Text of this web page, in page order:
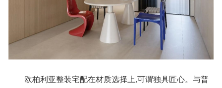
欧柏利亚整装宅配在材质选择上,可谓独具匠心。与普